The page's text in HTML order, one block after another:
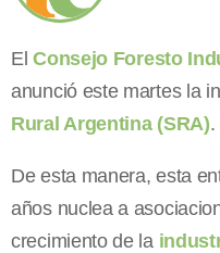
ElConsejo Foresto
anunció este martes la
Rural Argentina (SRA).
De esta manera, esta
años nuclea a
crecimiento de la